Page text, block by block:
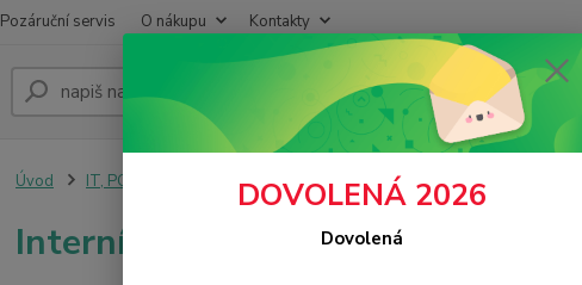
Pozáruční servis O nákupu Kontakty
Hledat
Úvod IT, PC, ELEKTRONIKA PC příslušenství Čtečky paměťových karet
Interní
DOVOLENÁ 2026
Dovolená